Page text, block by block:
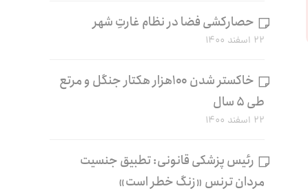
حصارکشی فضا در نظام غارتِ شهر
۲۲ اسفند ۱۴۰۰
خاکستر شدن ۱۰۰هزار هکتار جنگل و مرتع
طی ۵ سال
۲۲ اسفند ۱۴۰۰
رئیس پزشکی قانونی: تطبیق جنسیت
مردان ترنس «زنگ خطر است»